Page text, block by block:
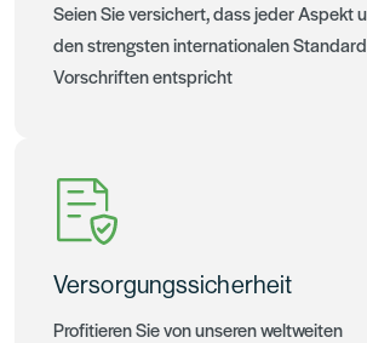
Seien Sie versichert, dass jeder Aspekt
den strengsten internationalen
Vorschriften entspricht
Versorgungssicherheit
Profitieren Sie von unseren weltweiten